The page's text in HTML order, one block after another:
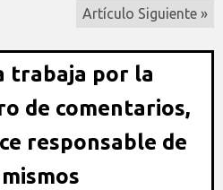
Artículo Siguiente »
trabaja por la
de comentarios,
responsable de